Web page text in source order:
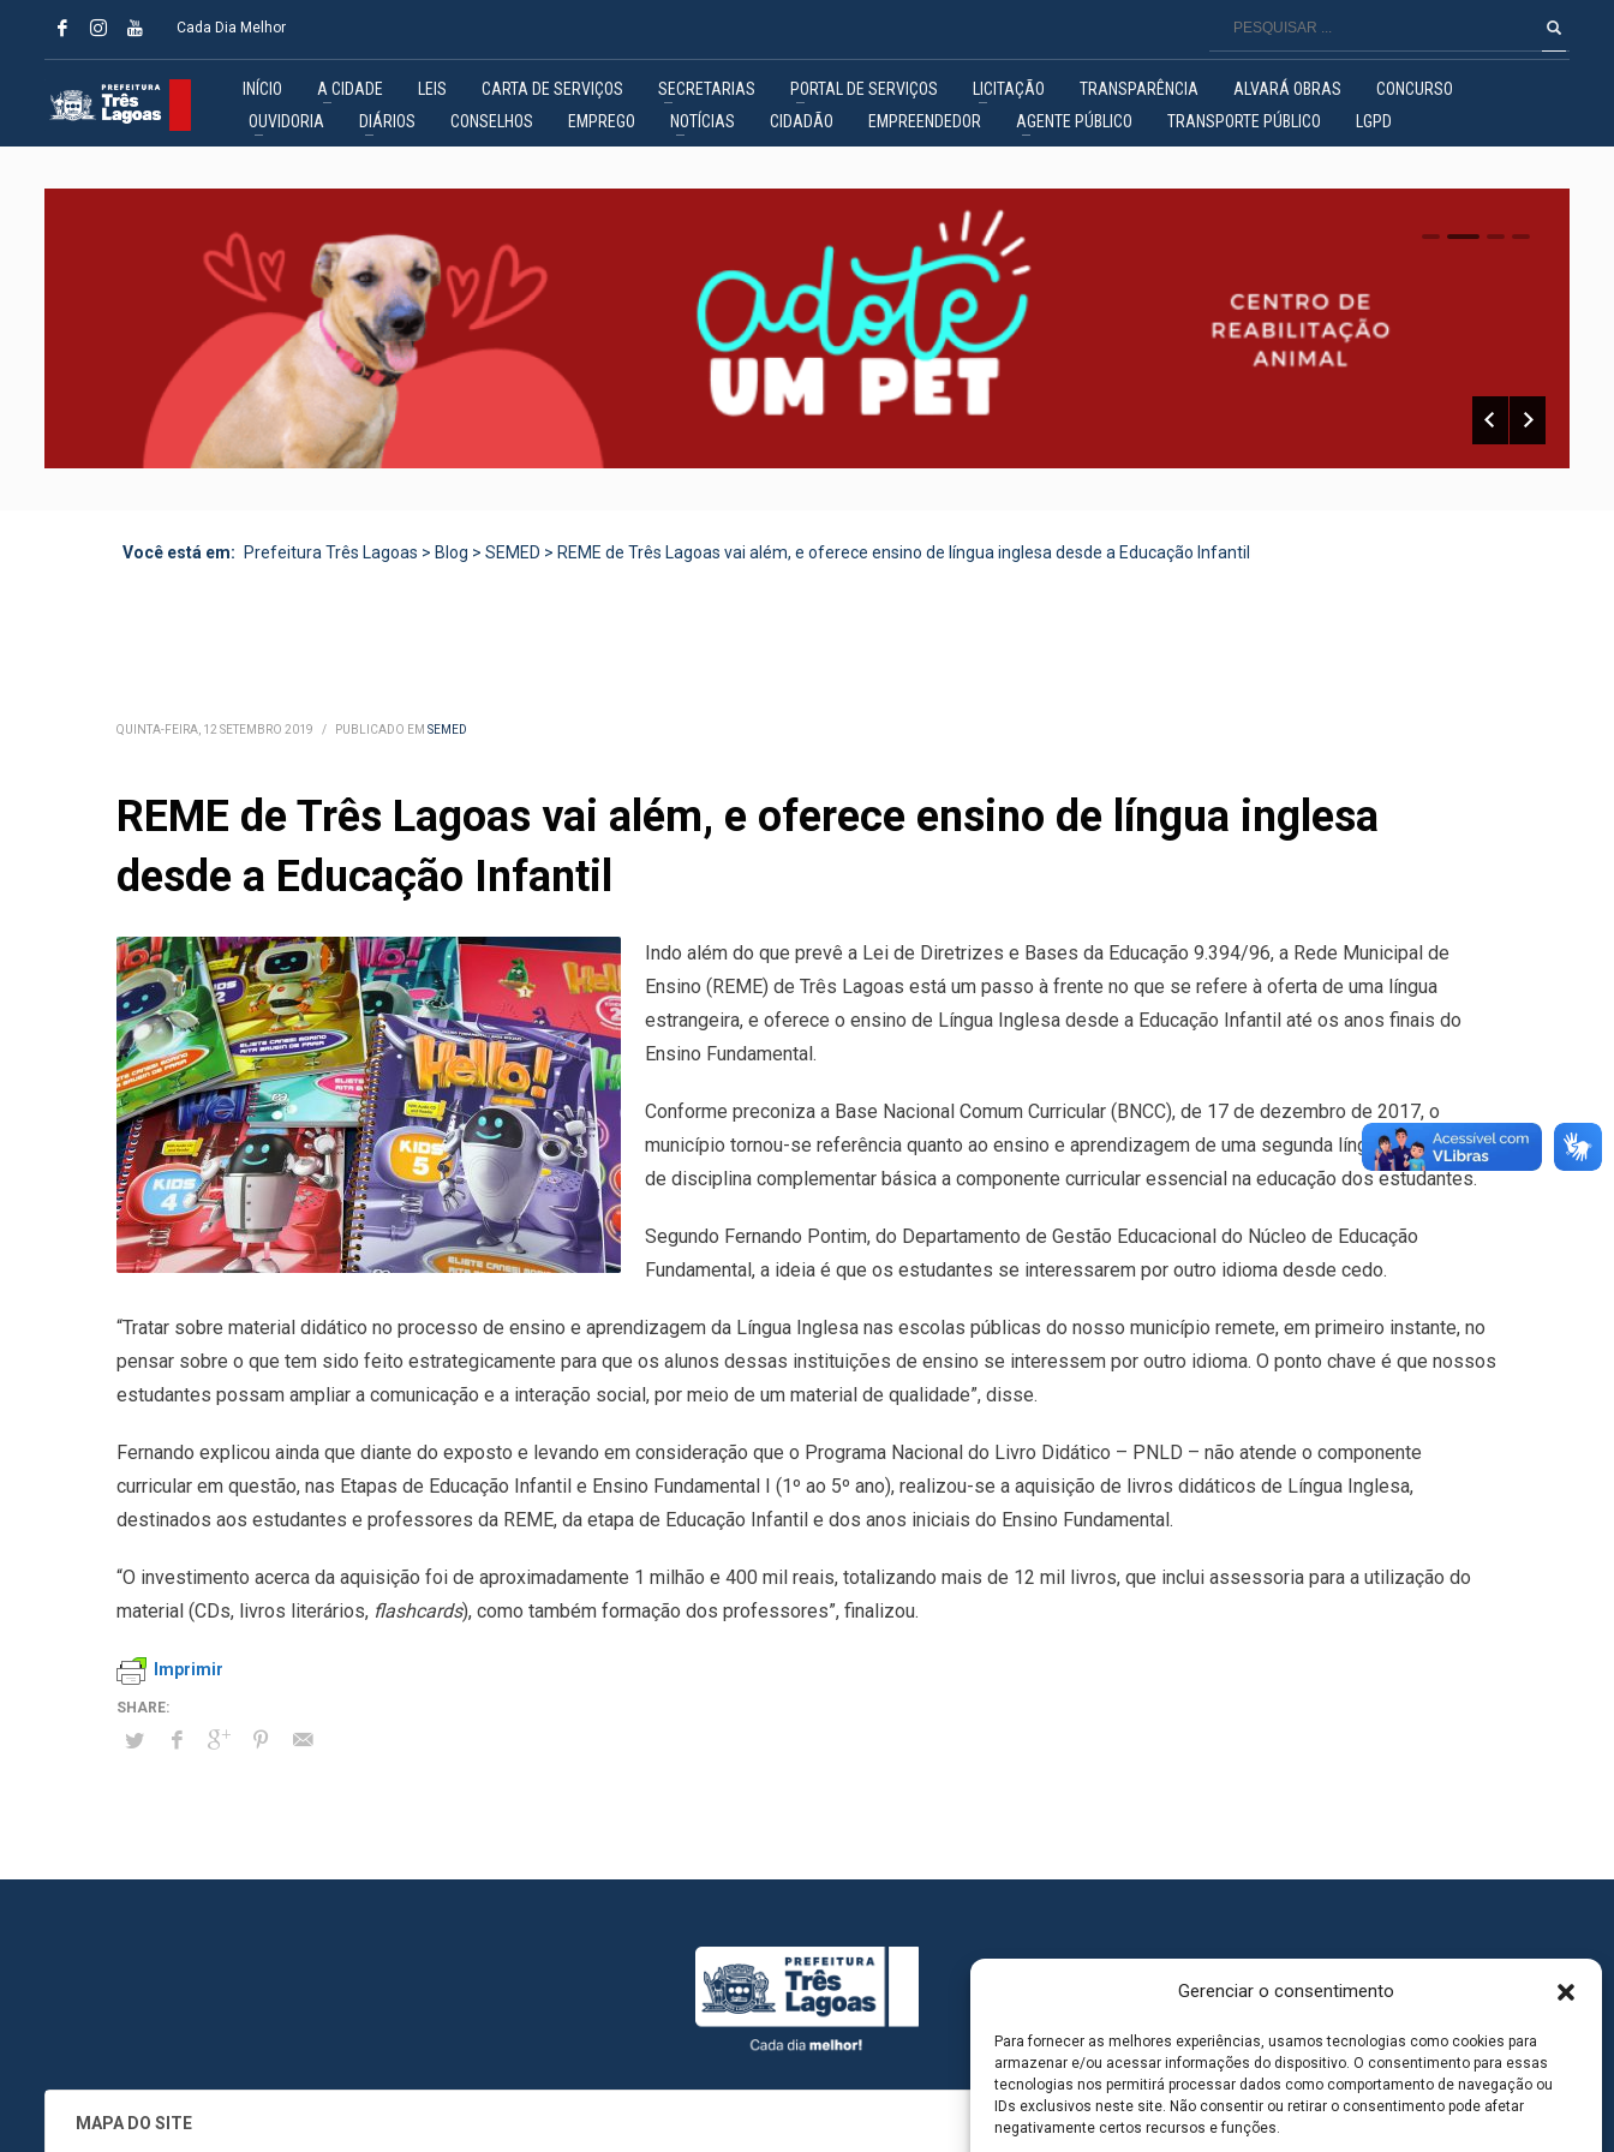
Gerenciar o consentimento
Para fornecer as melhores experiências, usamos tecnologias como cookies para
armazenar e/ou acessar informações do dispositivo. O consentimento para essas
tecnologias nos permitirá processar dados como comportamento de navegação ou
IDs exclusivos neste site. Não consentir ou retirar o consentimento pode afetar
negativamente certos recursos e funções.
Cada Dia Melhor
INÍCIO A CIDADE LEIS CARTA DE SERVIÇOS SECRETARIAS PORTAL DE SERVIÇOS LICITAÇÃO TRANSPARÊNCIA ALVARÁ OBRAS
CONCURSO
OUVIDORIA
DIÁRIOS CONSELHOS EMPREGO NOTÍCIAS CIDADÃO EMPREENDEDOR AGENTE PÚBLICO TRANSPORTE PÚBLICO LGPD
0 1 2
Você está em: Prefeitura Três Lagoas > Blog > SEMED > REME de Três Lagoas vai além, e oferece ensino de língua inglesa desde a Educação Infantil
QUINTA-FEIRA, 12 SETEMBRO 2019 / PUBLICADO EM SEMED
REME de Três Lagoas vai além, e oferece ensino de língua inglesa
desde a Educação Infantil
Indo além do que prevê a Lei de Diretrizes e Bases da Educação 9.394/96, a Rede Municipal de
Ensino (REME) de Três Lagoas está um passo à frente no que se refere à oferta de uma língua
estrangeira, e oferece o ensino de Língua Inglesa desde a Educação Infantil até os anos finais do
Ensino Fundamental.
Conforme preconiza a Base Nacional Comum Curricular (BNCC), de 17 de dezembro de 2017, o
município tornou-se referência quanto ao ensino e aprendizagem de uma segunda língua, passando
de disciplina complementar básica a componente curricular essencial na educação dos estudantes.
Segundo Fernando Pontim, do Departamento de Gestão Educacional do Núcleo de Educação
Fundamental, a ideia é que os estudantes se interessarem por outro idioma desde cedo.
“Tratar sobre material didático no processo de ensino e aprendizagem da Língua Inglesa nas escolas públicas do nosso município remete, em primeiro instante, no
pensar sobre o que tem sido feito estrategicamente para que os alunos dessas instituições de ensino se interessem por outro idioma. O ponto chave é que nossos
estudantes possam ampliar a comunicação e a interação social, por meio de um material de qualidade”, disse.
Fernando explicou ainda que diante do exposto e levando em consideração que o Programa Nacional do Livro Didático – PNLD – não atende o componente
curricular em questão, nas Etapas de Educação Infantil e Ensino Fundamental I (1º ao 5º ano), realizou-se a aquisição de livros didáticos de Língua Inglesa,
destinados aos estudantes e professores da REME, da etapa de Educação Infantil e dos anos iniciais do Ensino Fundamental.
“O investimento acerca da aquisição foi de aproximadamente 1 milhão e 400 mil reais, totalizando mais de 12 mil livros, que inclui assessoria para a utilização do
material (CDs, livros literários, flashcards), como também formação dos professores”, finalizou.
Imprimir
MAPA DO SITE